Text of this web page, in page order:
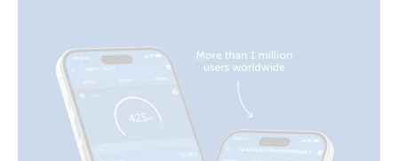
Declaration of Conformity - Blue Smart IP67 Chargers (1+si)
Declaration of Conformity - DIN 14679 - MultiPlus-II, Orion,
BSC IP22/IP65/IP67